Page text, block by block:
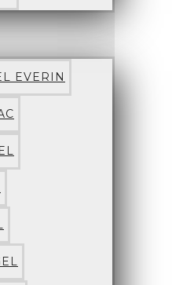
EVERIN